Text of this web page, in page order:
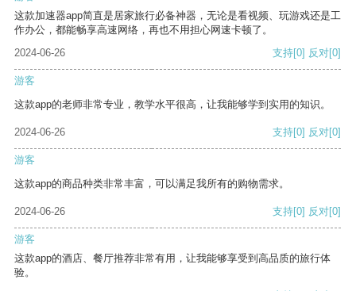
这款加速器app简直是居家旅行必备神器，无论是看视频、玩游戏还是工
作办公，都能畅享高速网络，再也不用担心网速卡顿了。
2024-06-26
支持[0] 反对[0]
游客
这款app的老师非常专业，教学水平很高，让我能够学到实用的知识。
2024-06-26 支持[0] 反对[0]
游客
这款app的商品种类非常丰富，可以满足我所有的购物需求。
2024-06-26 支持[0] 反对[0]
游客
这款app的酒店、餐厅推荐非常有用，让我能够享受到高品质的旅行体
验。